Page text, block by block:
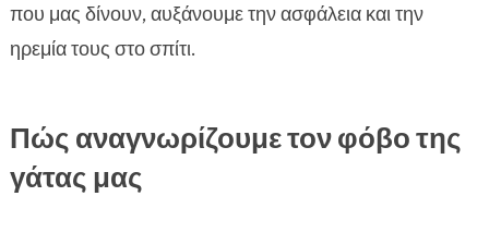
που μας δίνουν, αυξάνουμε την ασφάλεια και την
ηρεμία τους στο σπίτι.
Πώς αναγνωρίζουμε τον φόβο της
γάτας μας